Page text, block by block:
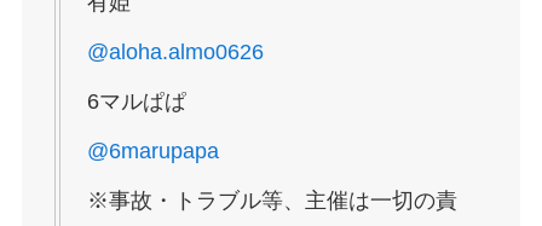
@aloha.almo0626
6マルぱぱ
@6marupapa
※事故・トラブル等、主催は一切の責